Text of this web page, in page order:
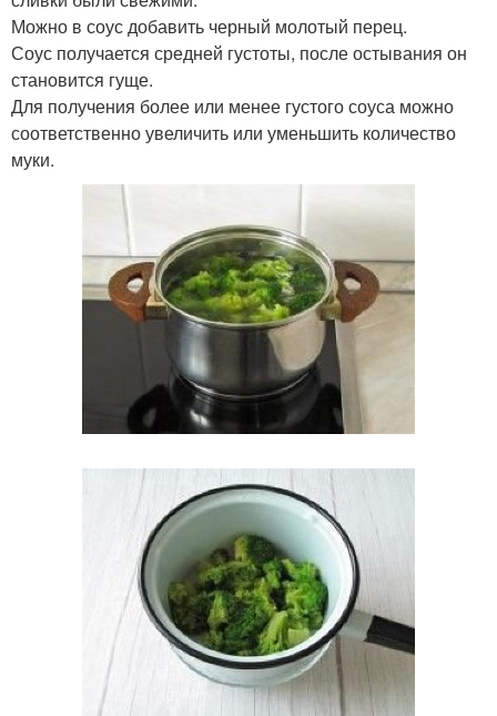
Можно в соус добавить черный молотый перец.
Соус получается средней густоты, после остывания он
становится гуще.
Для получения более или менее густого соуса можно
соответственно увеличить или уменьшить количество
муки.